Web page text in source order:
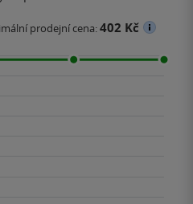
prodejní cena:402 Kč